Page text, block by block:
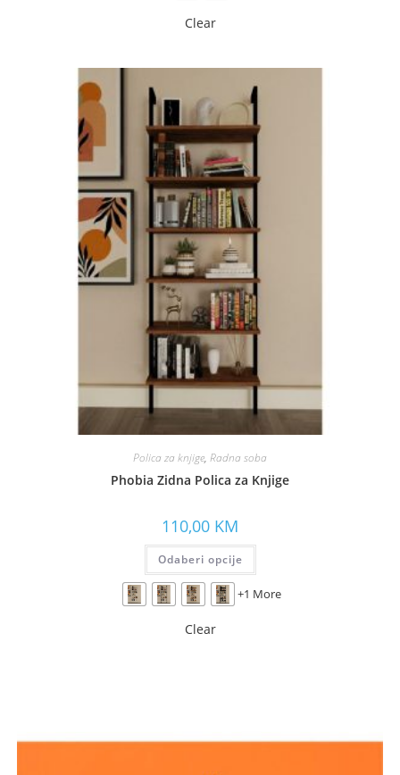
Clear
Polica za knjige, Radna soba
Phobia Zidna Polica za Knjige
110,00 KM
Odaberi opcije
+1 More
Clear